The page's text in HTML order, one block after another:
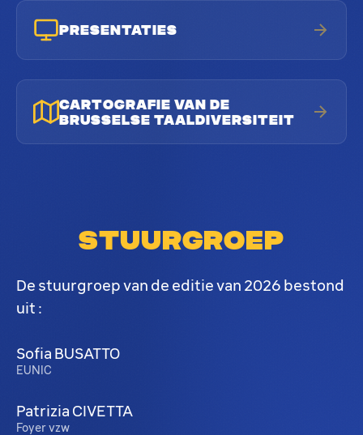
PRESENTATIES
CARTOGRAFIE VAN DE
BRUSSELSE TAALDIVERSITEIT
STUURGROEP
De stuurgroep van de editie van 2026 bestond
uit :
Sofia BUSATTO
EUNIC
Patrizia CIVETTA
Foyer vzw